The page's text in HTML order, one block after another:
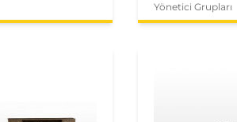
Yönetici Grupları